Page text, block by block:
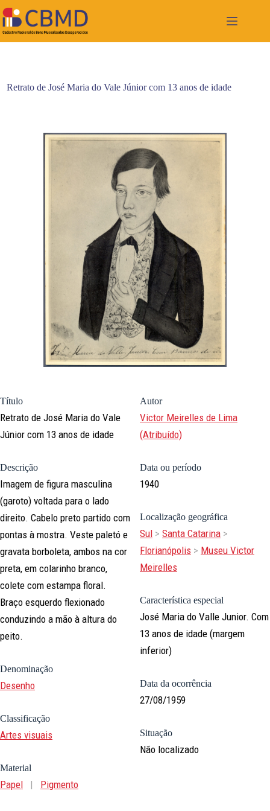
para
o
conteúdo
Retrato de José Maria do Vale Júnior com 13 anos de idade
Título
Retrato de José Maria do Vale
Júnior com 13 anos de idade
Descrição
Imagem de figura masculina
(garoto) voltada para o lado
direito. Cabelo preto partido com
pontas à mostra. Veste paletó e
gravata borboleta, ambos na cor
preta, em colarinho branco,
colete com estampa floral.
Braço esquerdo flexionado
conduzindo a mão à altura do
peito.
Denominação
Desenho
Classificação
Artes visuais
Material
Papel | Pigmento
Autor
Victor Meirelles de Lima
(Atribuído)
Data ou período
1940
Localização geográfica
Sul > Santa Catarina >
Florianópolis > Museu Victor
Meirelles
Característica especial
José Maria do Valle Junior. Com
13 anos de idade (margem
inferior)
Data da ocorrência
27/08/1959
Situação
Não localizado